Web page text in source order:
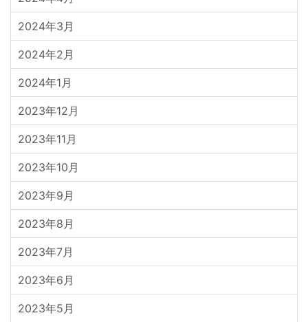
2024年3月
2024年2月
2024年1月
2023年12月
2023年11月
2023年10月
2023年9月
2023年8月
2023年7月
2023年6月
2023年5月